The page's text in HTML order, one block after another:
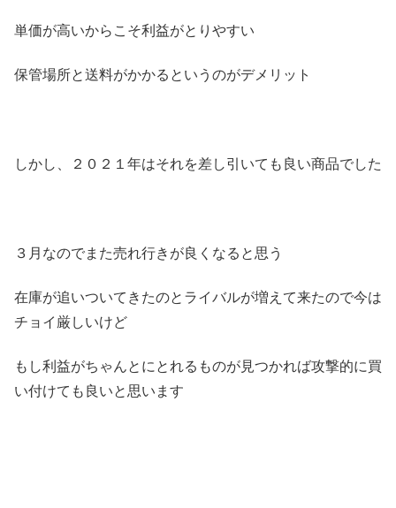
単価が高いからこそ利益がとりやすい
保管場所と送料がかかるというのがデメリット
しかし、２０２１年はそれを差し引いても良い商品でした
３月なのでまた売れ行きが良くなると思う
在庫が追いついてきたのとライバルが増えて来たので今は
チョイ厳しいけど
もし利益がちゃんとにとれるものが見つかれば攻撃的に買
い付けても良いと思います